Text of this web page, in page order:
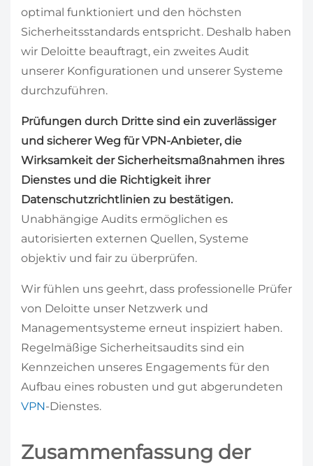
optimal funktioniert und den höchsten
Sicherheitsstandards entspricht. Deshalb haben
wir Deloitte beauftragt, ein zweites Audit
unserer Konfigurationen und unserer Systeme
durchzuführen.
Prüfungen durch Dritte sind ein zuverlässiger
und sicherer Weg für VPN-Anbieter, die
Wirksamkeit der Sicherheitsmaßnahmen ihres
Dienstes und die Richtigkeit ihrer
Datenschutzrichtlinien zu bestätigen.
Unabhängige Audits ermöglichen es
autorisierten externen Quellen, Systeme
objektiv und fair zu überprüfen.
Wir fühlen uns geehrt, dass professionelle Prüfer
von Deloitte unser Netzwerk und
Managementsysteme erneut inspiziert haben.
Regelmäßige Sicherheitsaudits sind ein
Kennzeichen unseres Engagements für den
Aufbau eines robusten und gut abgerundeten
VPN-Dienstes.
Zusammenfassung der